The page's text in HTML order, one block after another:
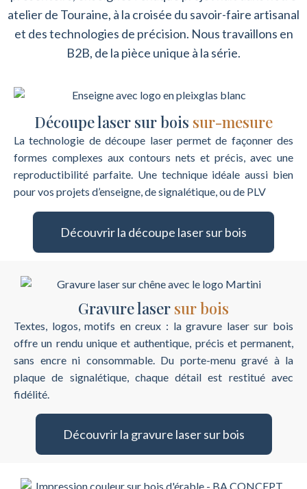
atelier de Touraine, à la croisée du savoir-faire artisanal
et des technologies de précision. Nous travaillons en
B2B, de la pièce unique à la série.
Découpe laser sur bois sur-mesure
La technologie de découpe laser permet de façonner des
formes complexes aux contours nets et précis, avec une
reproductibilité parfaite. Une technique idéale aussi bien
pour vos projets d’enseigne, de signalétique, ou de PLV
Découvrir la découpe laser sur bois
Gravure laser sur bois
Textes, logos, motifs en creux : la gravure laser sur bois
offre un rendu unique et authentique, précis et permanent,
sans encre ni consommable. Du porte-menu gravé à la
plaque de signalétique, chaque détail est restitué avec
fidélité.
Découvrir la gravure laser sur bois